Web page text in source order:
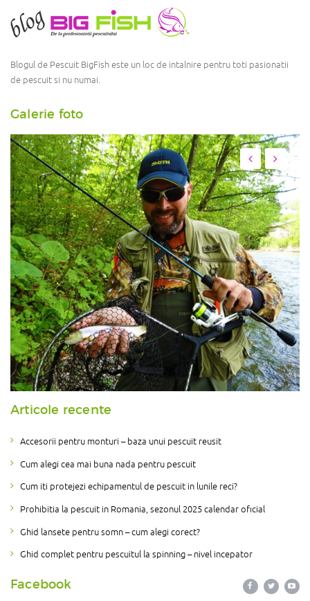
Blogul de Pescuit BigFish este un loc de intalnire pentru toti pasionatii
de pescuit si nu numai.
Galerie foto
Articole recente
Accesorii pentru monturi – baza unui pescuit reusit
Cum alegi cea mai buna nada pentru pescuit
Cum iti protejezi echipamentul de pescuit in lunile reci?
Prohibitia la pescuit in Romania, sezonul 2025 calendar oficial
Ghid lansete pentru somn – cum alegi corect?
Ghid complet pentru pescuitul la spinning – nivel incepator
Facebook